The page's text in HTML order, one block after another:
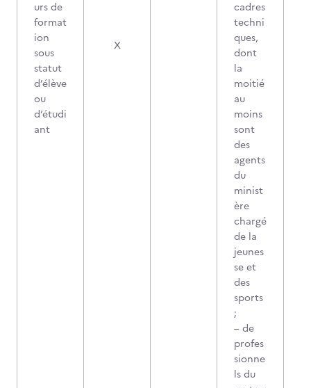
urs de
format
ion
sous
statut
d’élève
ou
d’étudi
ant
X
cadres
techni
ques,
dont
la
moitié
au
moins
sont
des
agents
du
minist
ère
chargé
de la
jeunes
se et
des
sports
;
– de
profes
sionne
ls du